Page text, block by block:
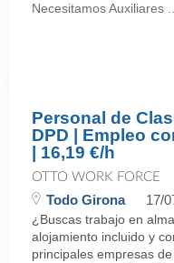
Necesitamos Auxiliares ...
Personal de
DPD | Empleo
| 16,19 €/h
OTTO WORK FORCE
Todo Girona 17/
¿Buscas trabajo en
alojamiento incluido y
principales empresas